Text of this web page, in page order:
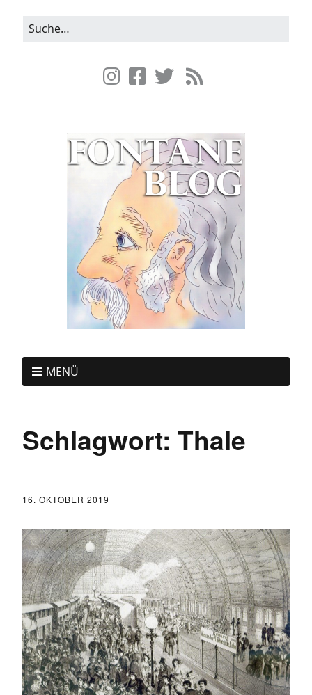
MENÜ
Schlagwort: Thale
16. OKTOBER 2019